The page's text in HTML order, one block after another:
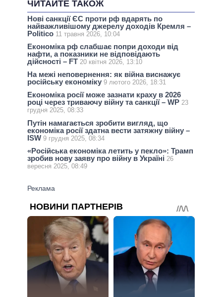
ЧИТАЙТЕ ТАКОЖ
Нові санкції ЄС проти рф вдарять по
найважливішому джерелу доходів Кремля –
Politico 11 травня 2026, 10:04
Економіка рф слабшає попри доходи від
нафти, а показники не відповідають
дійсності – FT 20 квітня 2026, 13:10
На межі неповернення: як війна виснажує
російську економіку 9 лютого 2026, 18:31
Економіка росії може зазнати краху в 2026
році через триваючу війну та санкції – WP 23
грудня 2025, 08:33
Путін намагається зробити вигляд, що
економіка росії здатна вести затяжну війну –
ISW 9 грудня 2025, 08:34
«Російська економіка летить у пекло»: Трамп
зробив нову заяву про вiйну в Укрaїнi 26
вересня 2025, 08:49